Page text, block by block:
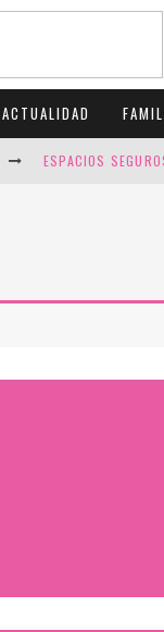
ACTUALIDAD
ESPACIOS
CANADÁ